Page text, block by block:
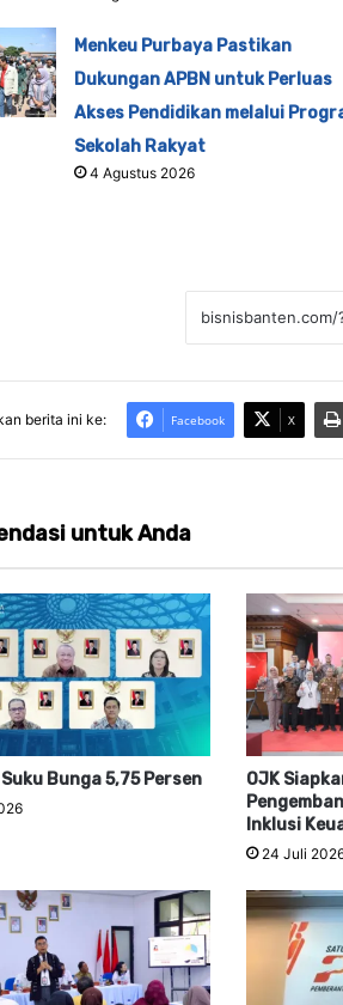
Menkeu Purbaya Pastikan
Dukungan APBN untuk Perluas
Akses Pendidikan melalui
Sekolah Rakyat
4 Agustus 2026
berita ini ke: Facebook X
untuk Anda
Bunga 5,75 Persen
OJK
Inklusi
24 Juli